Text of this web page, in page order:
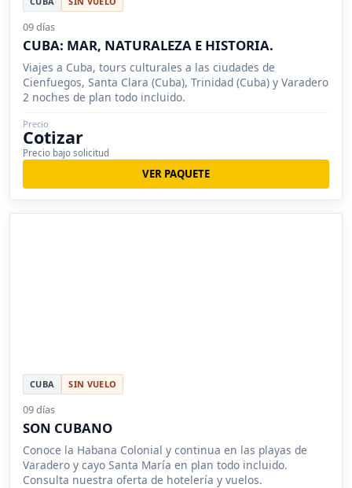
09 días
CUBA: MAR, NATURALEZA E HISTORIA.
Viajes a Cuba, tours culturales a las ciudades de
Cienfuegos, Santa Clara (Cuba), Trinidad (Cuba) y Varadero
2 noches de plan todo incluido.
Precio
Cotizar
Precio bajo solicitud
VER PAQUETE
CUBA SIN VUELO
09 días
SON CUBANO
Conoce la Habana Colonial y continua en las playas de
Varadero y cayo Santa María en plan todo incluido.
Consulta nuestra oferta de hotelería y vuelos.